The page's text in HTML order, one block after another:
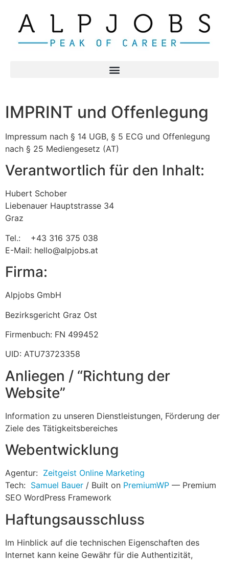
IMPRINT und Offenlegung
Impressum nach § 14 UGB, § 5 ECG und Offenlegung
nach § 25 Mediengesetz (AT)
Verantwortlich für den Inhalt:
Hubert Schober
Liebenauer Hauptstrasse 34
Graz
Tel.: +43 316 375 038
E-Mail: hello@alpjobs.at
Firma:
Alpjobs GmbH
Bezirksgericht Graz Ost
Firmenbuch: FN 499452
UID: ATU73723358
Anliegen / “Richtung der
Website”
Information zu unseren Dienstleistungen, Förderung der
Ziele des Tätigkeitsbereiches
Webentwicklung
Agentur: Zeitgeist Online Marketing
Tech: Samuel Bauer / Built on PremiumWP — Premium
SEO WordPress Framework
Haftungsausschluss
Im Hinblick auf die technischen Eigenschaften des
Internet kann keine Gewähr für die Authentizität,